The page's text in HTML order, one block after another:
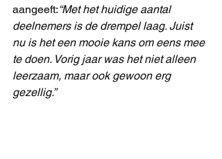
aangeeft:“Met het huidige aantal
deelnemers is de drempel laag. Juist
nu is het een mooie kans om eens mee
te doen. Vorig jaar was het niet alleen
leerzaam, maar ook gewoon erg
gezellig.”